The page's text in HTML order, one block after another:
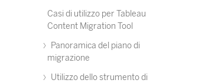
Casi di utilizzo per Tableau
Content Migration Tool
Panoramica del piano di
migrazione
Utilizzo dello strumento di